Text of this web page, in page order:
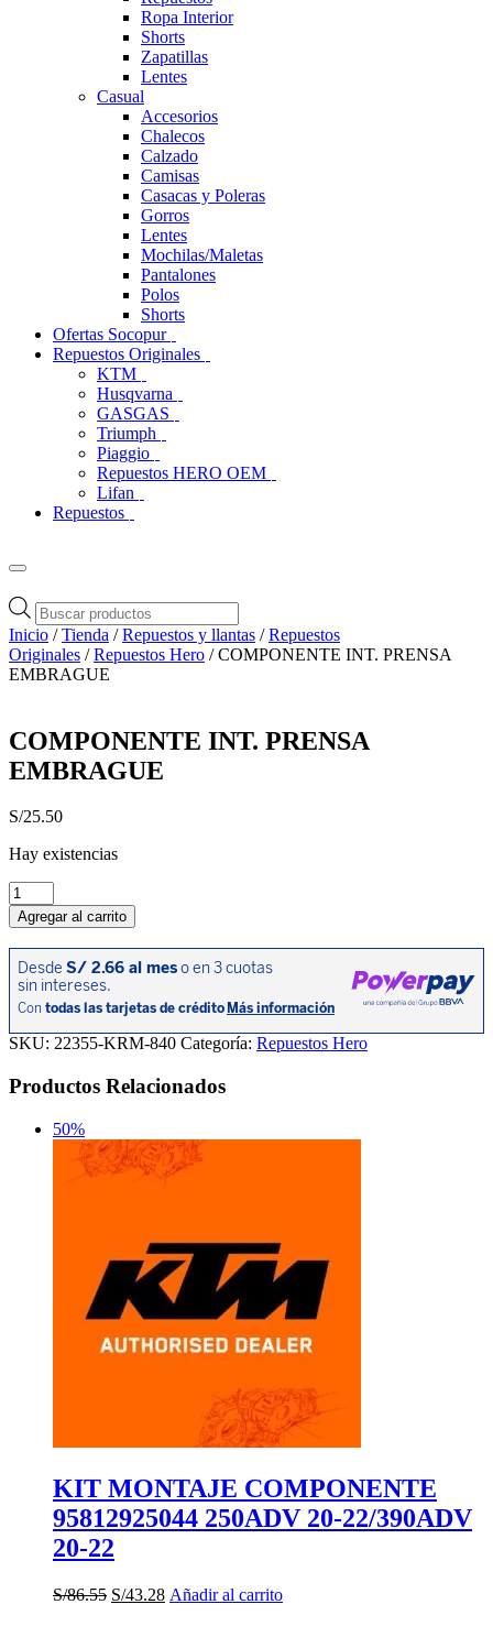
Ropa Interior
Shorts
Zapatillas
Lentes
Casual
Accesorios
Chalecos
Calzado
Camisas
Casacas y Poleras
Gorros
Lentes
Mochilas/Maletas
Pantalones
Polos
Shorts
Ofertas Socopur
Repuestos Originales
KTM
Husqvarna
GASGAS
Triumph
Piaggio
Repuestos HERO OEM
Lifan
Repuestos
Búsqueda
de
productos
Inicio /Tienda /Repuestos y llantas /Repuestos
Originales /Repuestos Hero / COMPONENTE INT. PRENSA
EMBRAGUE
COMPONENTE INT. PRENSA
EMBRAGUE
S/25.50
Hay existencias
COMPONENTE
INT.
PRENSA
EMBRAGUE
cantidad
Agregar al carrito
SKU: 22355-KRM-840 Categoría: Repuestos Hero
Productos Relacionados
50%
KIT MONTAJE COMPONENTE
95812925044 250ADV 20-22/390ADV
20-22
S/86.55 El
S/43.28ElAñadir al carrito